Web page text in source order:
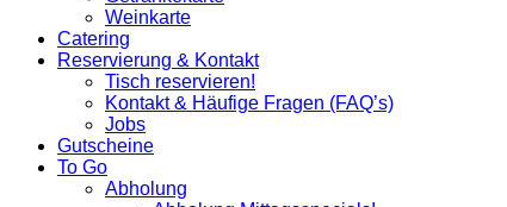
Weinkarte
Catering
Reservierung & Kontakt
Tisch reservieren!
Kontakt & Häufige Fragen (FAQ’s)
Jobs
Gutscheine
To Go
Abholung